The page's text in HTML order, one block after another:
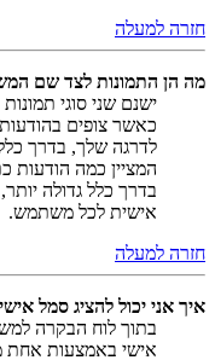
חזרה למעלה
מה הן התמונות לצד שם
ישנם שני סוגי
כאשר צופים
לדרגה שלך, בדרך
המציין כמה
בדרך כלל גדולה
אישית לכל משתמש.
חזרה למעלה
איך אני יכול להציג סמל
בתוך לוח הבקרה